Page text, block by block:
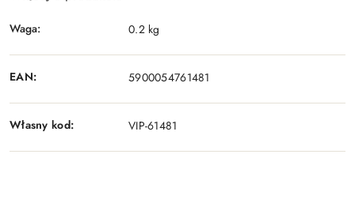
Waga: 0.2 kg
EAN: 5900054761481
Własny kod: VIP-61481